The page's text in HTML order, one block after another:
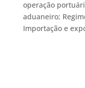
operação
aduaneiro;
Importação e